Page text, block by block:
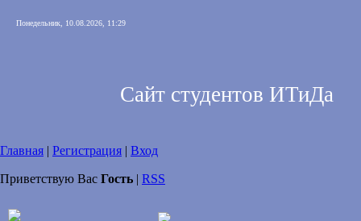
Понедельник, 10.08.2026, 11:29
Сайт студентов ИТиДа
Главная | Регистрация | Вход
Приветствую Вас Гость | RSS